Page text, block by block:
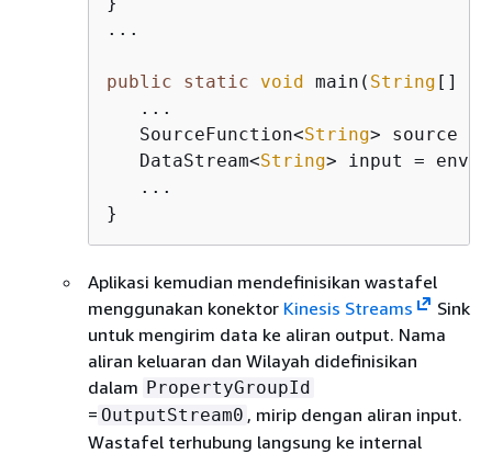
...
public static void main( String []
   ...
   SourceFunction<
String> source =
   DataStream<
String> input =
   ...
}
Aplikasi kemudian mendefinisikan wastafel
menggunakan konektor Kinesis Streams
Sink
untuk mengirim data ke aliran output. Nama
aliran keluaran dan Wilayah didefinisikan
dalam PropertyGroupId
= OutputStream0 , mirip dengan aliran input.
Wastafel terhubung langsung ke internal